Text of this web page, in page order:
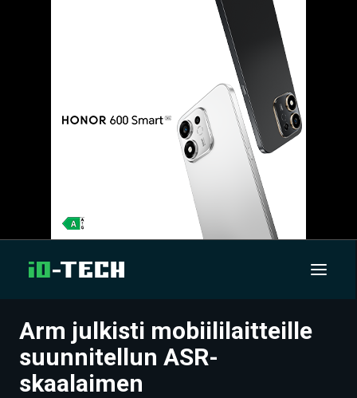
UUTISET
ARTIKKELIT
Arm julkisti mobiililaitteille
suunnitellun ASR-
skaalaimen